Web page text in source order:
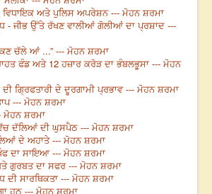
ਵਿਧਾਇਕ ਅਤੇ ਪੁਲਿਸ ਅਪਰੇਸ਼ਨ --- ਮੋਹਨ ਸ਼ਰਮਾ
- ਜੀਭ ਉੱਤੇ ਰੱਖਣ ਵਾਲੀਆਂ ਗੋਲੀਆਂ ਦਾ ਪ੍ਰਸ਼ਾਦ ---
ਚੱਲੇ ਆਂ ...” --- ਮੋਹਨ ਸ਼ਰਮਾ
ਫੰਡ ਅਤੇ 12 ਹਜ਼ਾਰ ਕਰੋੜ ਦਾ ਭੰਬਲਭੂਸਾ --- ਮੋਹਨ
ਗ੍ਰਿਫਤਾਰੀ ਦੇ ਦੂਰਗਾਮੀ ਪ੍ਰਭਾਵ --- ਮੋਹਨ ਸ਼ਰਮਾ
--- ਮੋਹਨ ਸ਼ਰਮਾ
ਸ਼ਰਮਾ
ਦੱਲਿਆਂ ਦੀ ਘੁਸਪੈਠ --- ਮੋਹਨ ਸ਼ਰਮਾ
ਦੇ ਅਹਾਤੇ --- ਮੋਹਨ ਸ਼ਰਮਾ
ਦਾ ਸਾਇਆ --- ਮੋਹਨ ਸ਼ਰਮਾ
ਗੁਰਬਤ ਦਾ ਸਫਰ --- ਮੋਹਨ ਸ਼ਰਮਾ
ਸਾਰਥਿਕਤਾ --- ਮੋਹਨ ਸ਼ਰਮਾ
ਹਠ --- ਮੋਹਨ ਸ਼ਰਮਾ